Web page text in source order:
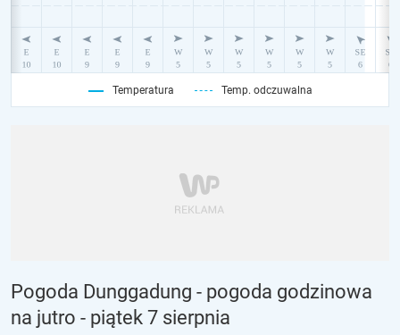
Temperatura Temp. odczuwalna
Pogoda Dunggadung - pogoda godzinowa
na jutro - piątek 7 sierpnia